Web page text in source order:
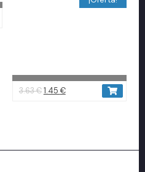
3.63€1.45€